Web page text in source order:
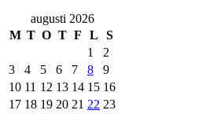
augusti 2026
M T O T F L
S
1
2
3
4 5 6 7 8
9
10 11 12 13 14 15 16
17 18 19 20 21 22 23